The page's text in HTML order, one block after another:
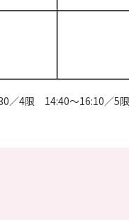
4限 14:40～16:10／5